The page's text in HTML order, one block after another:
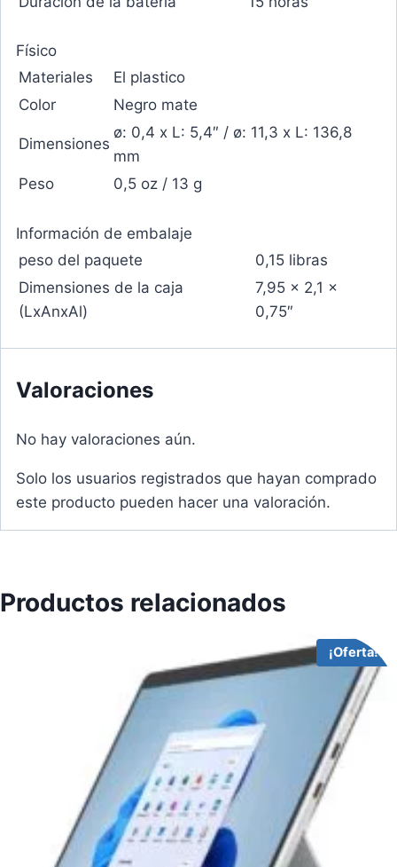
Físico
Materiales
El plastico
Color
Negro mate
Dimensiones
ø: 0,4 x L: 5,4″ / ø: 11,3 x L: 136,8
mm
Peso
0,5 oz / 13 g
Información de embalaje
peso del paquete
0,15 libras
Dimensiones de la caja
(LxAnxAl)
7,95 x 2,1 x
0,75″
Valoraciones
No hay valoraciones aún.
Solo los usuarios registrados que hayan comprado
este producto pueden hacer una valoración.
Productos relacionados
¡Oferta!